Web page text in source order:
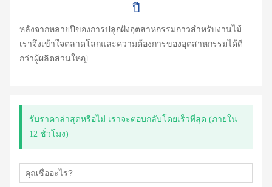
ปี
หลังจากหลายปีของการปลูกฝังอุตสาหกรรมกาวสำหรับงานไม้
เราจึงเข้าใจตลาดโลกและความต้องการของอุตสาหกรรมได้ดี
กว่าผู้ผลิตส่วนใหญ่
รับราคาล่าสุดหรือไม่ เราจะตอบกลับโดยเร็วที่สุด (ภายใน
12 ชั่วโมง)